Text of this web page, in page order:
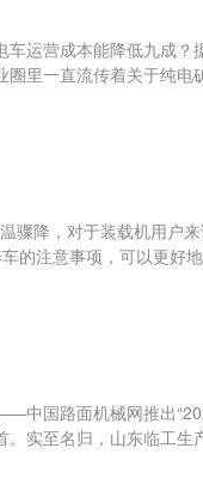
运营成本能降低九成
里一直流传着关于纯电
骤降，对于装载机用户
的注意事项，可以更好
中国路面机械网推出
实至名归，山东临工